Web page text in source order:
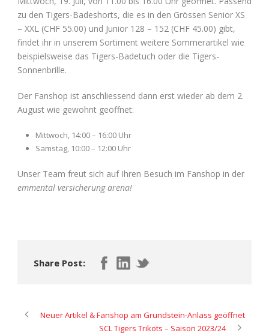
zu den Tigers-Badeshorts, die es in den Grössen Senior XS
– XXL (CHF 55.00) und Junior 128 – 152 (CHF 45.00) gibt,
findet ihr in unserem Sortiment weitere Sommerartikel wie
beispielsweise das Tigers-Badetuch oder die Tigers-
Sonnenbrille.
Der Fanshop ist anschliessend dann erst wieder ab dem 2.
August wie gewohnt geöffnet:
Mittwoch, 14:00 – 16:00 Uhr
Samstag, 10:00 – 12:00 Uhr
Unser Team freut sich auf Ihren Besuch im Fanshop in der
emmental versicherung arena!
Share Post:
Neuer Artikel & Fanshop am Grundstein-Anlass geöffnet
SCL Tigers Trikots – Saison 2023/24